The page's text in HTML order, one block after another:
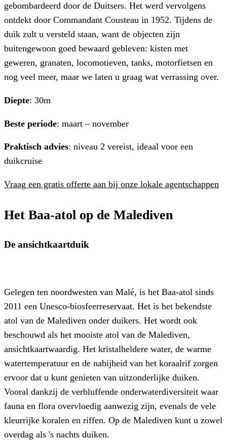
gebombardeerd door de Duitsers. Het werd vervolgens
ontdekt door Commandant Cousteau in 1952. Tijdens de
duik zult u versteld staan, want de objecten zijn
buitengewoon goed bewaard gebleven: kisten met
geweren, granaten, locomotieven, tanks, motorfietsen en
nog veel meer, maar we laten u graag wat verrassing over.
Diepte: 30m
Beste periode: maart – november
Praktisch advies: niveau 2 vereist, ideaal voor een
duikcruise
Vraag een gratis offerte aan bij onze lokale agentschappen
Het Baa-atol op de Malediven
De ansichtkaartduik
Gelegen ten noordwesten van Malé, is het Baa-atol sinds
2011 een Unesco-biosfeerreservaat. Het is het bekendste
atol van de Malediven onder duikers. Het wordt ook
beschouwd als het mooiste atol van de Malediven,
ansichtkaartwaardig. Het kristalheldere water, de warme
watertemperatuur en de nabijheid van het koraalrif zorgen
ervoor dat u kunt genieten van uitzonderlijke duiken.
Vooral dankzij de verbluffende onderwaterdiversiteit waar
fauna en flora overvloedig aanwezig zijn, evenals de vele
kleurrijke koralen en riffen. Op de Malediven kunt u zowel
overdag als 's nachts duiken.